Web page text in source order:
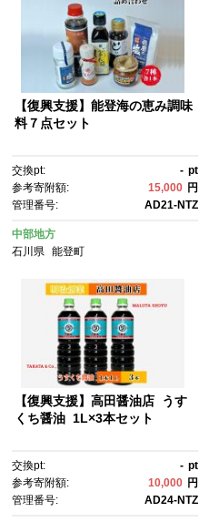
【復興支援】能登海の恵み調味
料７点セット
交換pt: - pt
参考寄附額:
15,000 円
管理番号:
AD21-NTZ
中部地方
石川県
能登町
【復興支援】高田醤油店 うす
くち醤油 1L×3本セット
交換pt: - pt
参考寄附額:
10,000 円
管理番号:
AD24-NTZ